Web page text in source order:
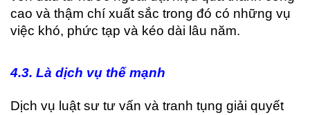
cao và thậm chí xuất sắc trong đó có những vụ
việc khó, phức tạp và kéo dài lâu năm.
4.3. Là dịch vụ thế mạnh
Dịch vụ luật sư tư vấn và tranh tụng giải quyết